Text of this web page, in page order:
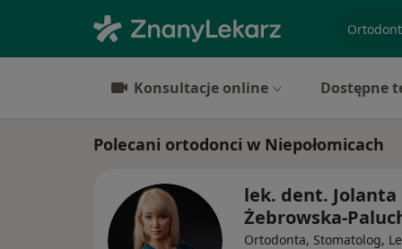
Konsultacje online Dostępne
Polecani ortodonci w Niepołomicach
lek. dent. Jolanta
Żebrowska-
Ortodonta, Stomatolog,